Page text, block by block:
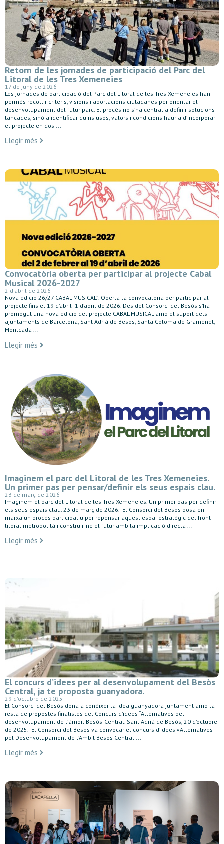
Retorn de les jornades de participació del Parc del
Litoral de les Tres Xemeneies
17 de juny de 2026
Les jornades de participació del Parc del Litoral de les Tres Xemeneies han
permès recollir criteris, visions i aportacions ciutadanes per orientar el
desenvolupament del futur parc. El procés no s’ha centrat a definir solucions
tancades, sinó a identificar quins usos, valors i condicions hauria d’incorporar
el projecte en dos ...
Llegir més
Convocatòria oberta per participar al projecte Cabal
Musical 2026-2027
2 d'abril de 2026
Nova edició 26/27 CABAL MUSICAL”. Oberta la convocatòria per participar al
projecte fins el 19 d’abril 1 d’abril de 2026. Des del Consorci del Besòs s’ha
promogut una nova edició del projecte CABAL MUSICAL amb el suport dels
ajuntaments de Barcelona, Sant Adrià de Besòs, Santa Coloma de Gramenet,
Montcada ...
Llegir més
Imaginem el parc del Litoral de les Tres Xemeneies.
Un primer pas per pensar/definir els seus espais clau.
23 de març de 2026
Imaginem el parc del Litoral de les Tres Xemeneies. Un primer pas per definir
els seus espais clau. 23 de març de 2026. El Consorci del Besòs posa en
marxa un procés participatiu per repensar aquest espai estratègic del front
litoral metropolità i construir-ne el futur amb la implicació directa ...
Llegir més
El concurs d’idees per al desenvolupament del Besòs
Central, ja te proposta guanyadora.
29 d'octubre de 2025
El Consorci del Besòs dona a conèixer la idea guanyadora juntament amb la
resta de propostes finalistes del Concurs d’idees “Alternatives pel
desenvolupament de l’àmbit Besòs-Central. Sant Adrià de Besòs, 20 d’octubre
de 2025. El Consorci del Besòs va convocar el concurs d’idees «Alternatives
pel Desenvolupament de l’Àmbit Besòs Central ...
Llegir més